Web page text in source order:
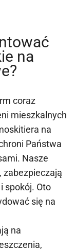
na
coraz
mieszkalnych
na
Państwa
Nasze
zabezpieczają
spokój. Oto
się na
na